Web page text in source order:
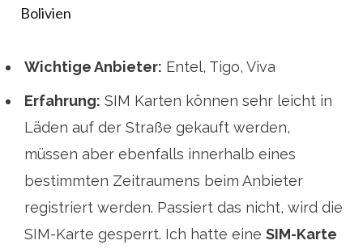
Bolivien
Wichtige Anbieter: Entel, Tigo, Viva
Erfahrung: SIM Karten können sehr leicht in
Läden auf der Straße gekauft werden,
müssen aber ebenfalls innerhalb eines
bestimmten Zeitraumens beim Anbieter
registriert werden. Passiert das nicht, wird die
SIM-Karte gesperrt. Ich hatte eine SIM-Karte